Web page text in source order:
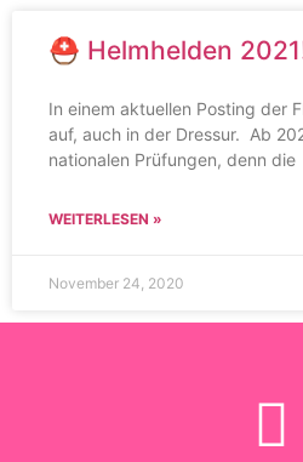
⛑ Helmhelden
In einem aktuellen Posting der
auf, auch in der Dressur. Ab
nationalen Prüfungen, denn die
WEITERLESEN »
November 24, 2020